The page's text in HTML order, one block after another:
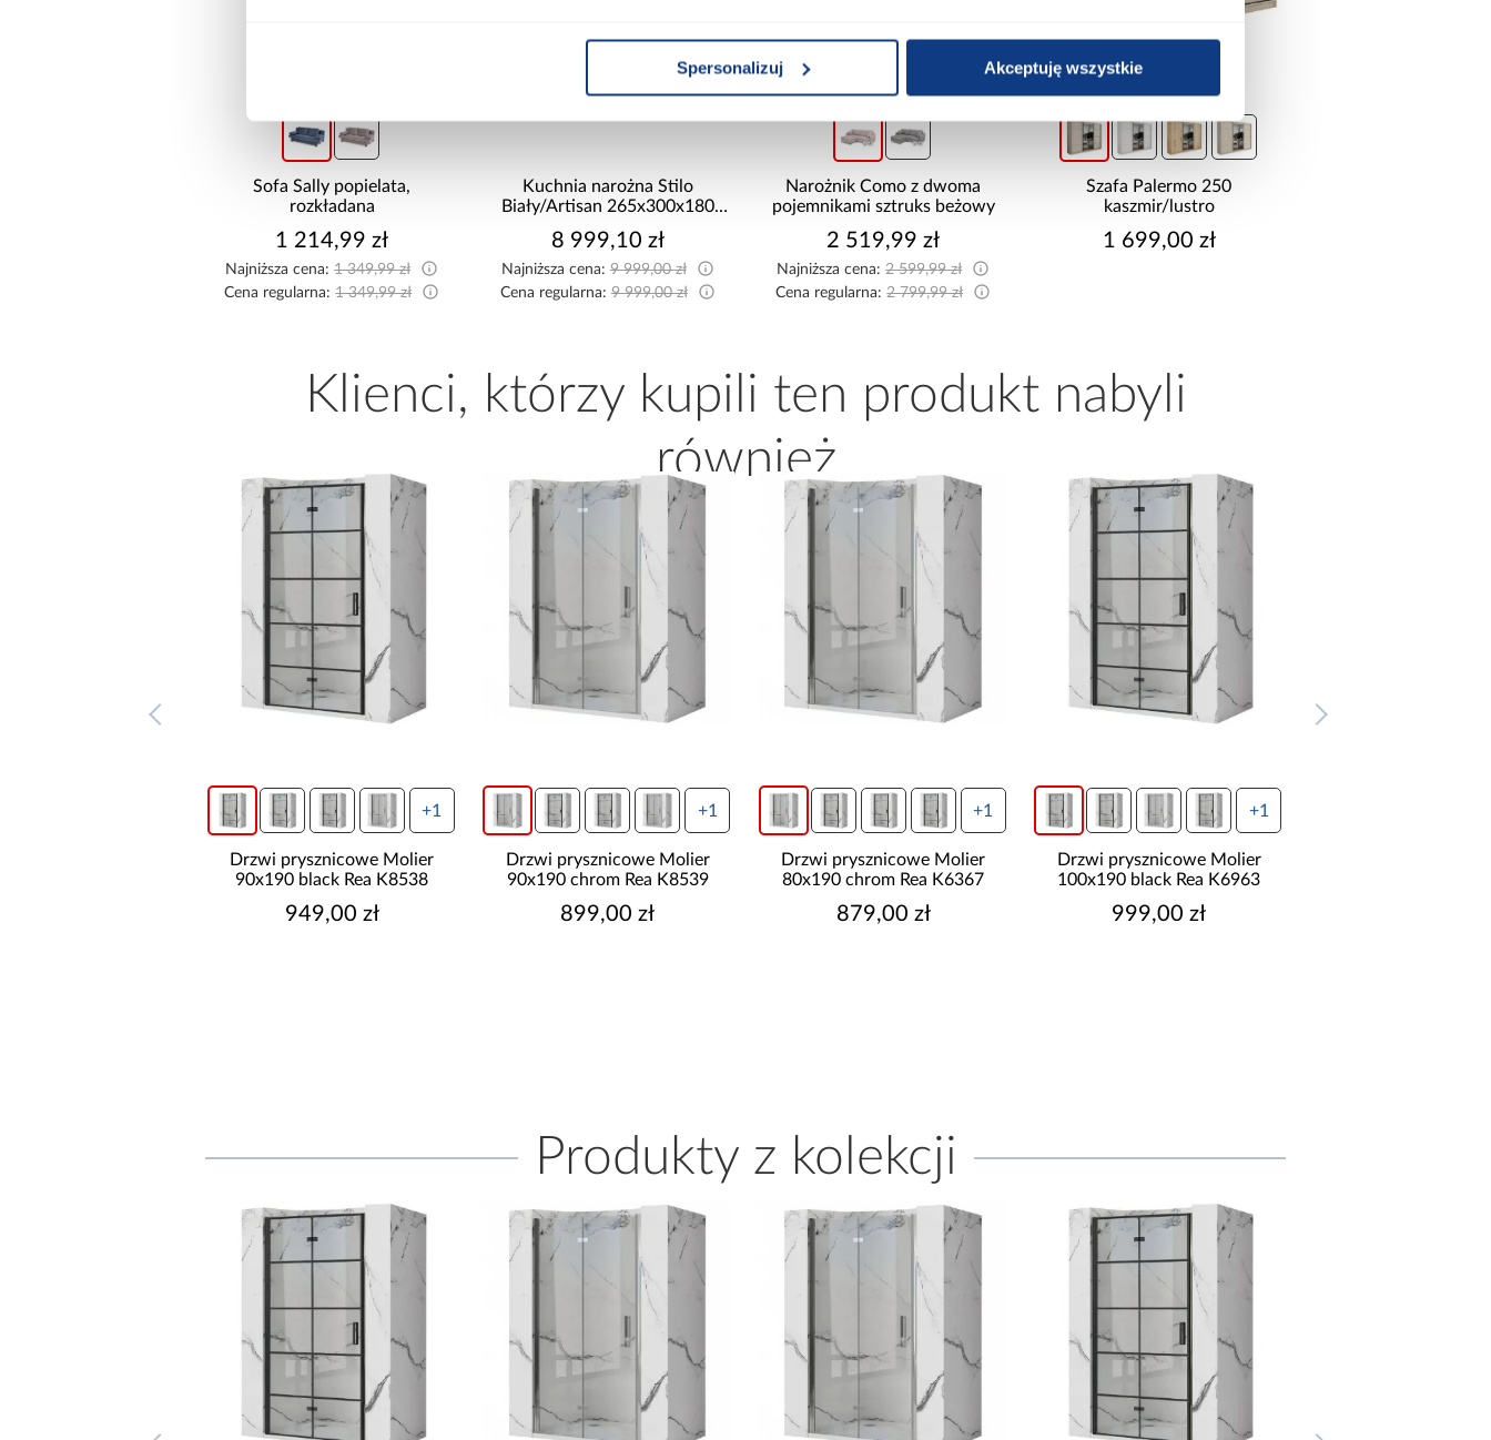
Spersonalizuj Akceptuję wszystkie
Sofa Sally popielata,
rozkładana
1 214,99 zł
Najniższa cena:1 349,99 zł
Cena regularna:1 349,99 zł
Kuchnia narożna Stilo
Biały/Artisan 265x300x180
8 999,10 zł
Najniższa cena:9 999,00 zł
Cena regularna:9 999,00 zł
Narożnik Como z dwoma
pojemnikami sztruks beżowy
2 519,99 zł
Najniższa cena:2 599,99 zł
Cena regularna:2 799,99 zł
Szafa Palermo 250
kaszmir/lustro
1 699,00 zł
Klienci, którzy kupili ten produkt nabyli
również
+1
Drzwi prysznicowe Molier
90x190 black Rea K8538
949,00 zł
+1
Drzwi prysznicowe Molier
90x190 chrom Rea K8539
899,00 zł
+1
Drzwi prysznicowe Molier
80x190 chrom Rea K6367
879,00 zł
+1
Drzwi prysznicowe Molier
100x190 black Rea K6963
999,00 zł
Produkty z kolekcji